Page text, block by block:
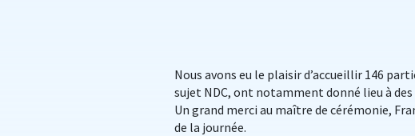
Nous avons eu le plaisir d’accueillir 146
sujet NDC, ont notamment donné lieu à
Un grand merci au maître de cérémonie,
de la journée.